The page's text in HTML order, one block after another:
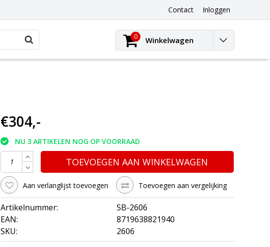
Contact Inloggen
0 Winkelwagen
€304,-
NU 3 ARTIKELEN NOG OP VOORRAAD
TOEVOEGEN AAN WINKELWAGEN
Aan verlanglijst toevoegen Toevoegen aan vergelijking
Artikelnummer:
SB-2606
EAN:
8719638821940
SKU:
2606